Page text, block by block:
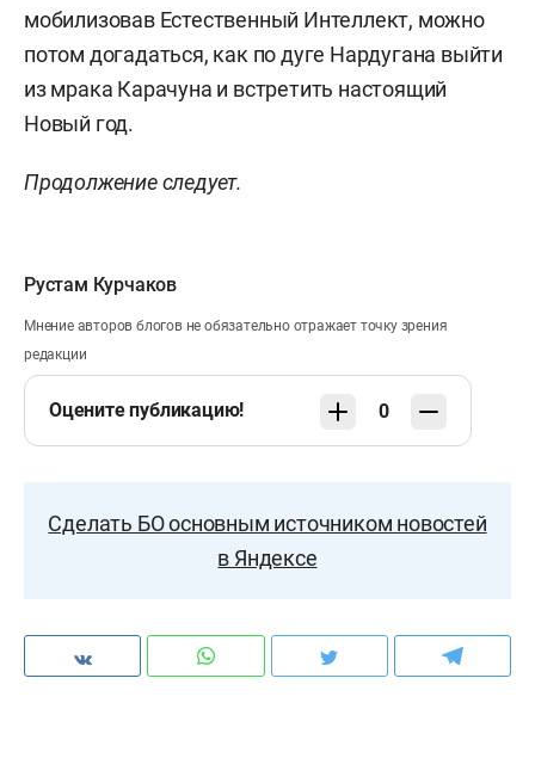
мобилизовав Естественный Интеллект, можно
потом догадаться, как по дуге Нардугана выйти
из мрака Карачуна и встретить настоящий
Новый год.
Продолжение следует.
Рустам Курчаков
Мнение авторов блогов не обязательно отражает точку зрения
редакции
Оцените публикацию! 0
Сделать БО основным источником новостей
в Яндексе